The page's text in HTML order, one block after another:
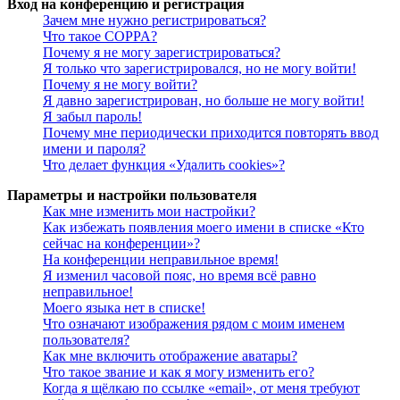
Вход на конференцию и регистрация
Зачем мне нужно регистрироваться?
Что такое COPPA?
Почему я не могу зарегистрироваться?
Я только что зарегистрировался, но не могу войти!
Почему я не могу войти?
Я давно зарегистрирован, но больше не могу войти!
Я забыл пароль!
Почему мне периодически приходится повторять ввод
имени и пароля?
Что делает функция «Удалить cookies»?
Параметры и настройки пользователя
Как мне изменить мои настройки?
Как избежать появления моего имени в списке «Кто
сейчас на конференции»?
На конференции неправильное время!
Я изменил часовой пояс, но время всё равно
неправильное!
Моего языка нет в списке!
Что означают изображения рядом с моим именем
пользователя?
Как мне включить отображение аватары?
Что такое звание и как я могу изменить его?
Когда я щёлкаю по ссылке «email», от меня требуют